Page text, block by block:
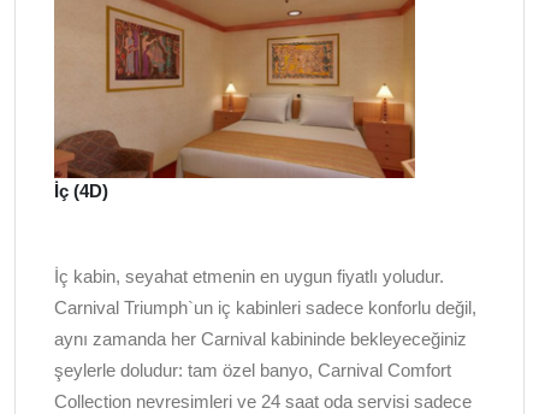
İç (4D)
İç kabin, seyahat etmenin en uygun fiyatlı yoludur.
Carnival Triumph`un iç kabinleri sadece konforlu değil,
aynı zamanda her Carnival kabininde bekleyeceğiniz
şeylerle doludur: tam özel banyo, Carnival Comfort
Collection nevresimleri ve 24 saat oda servisi sadece